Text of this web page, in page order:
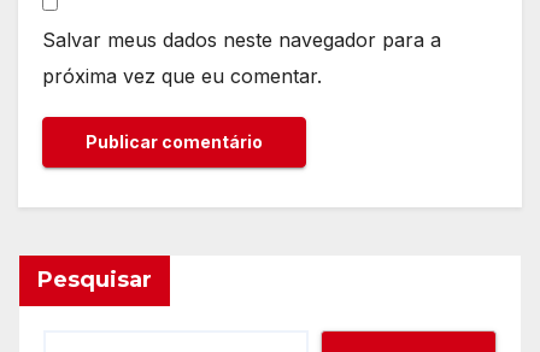
Salvar meus dados neste navegador para a
próxima vez que eu comentar.
Pesquisar